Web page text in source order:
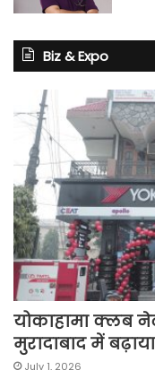
Biz & Expo
योकाहामा क्लब
मुरादाबाद में
July 1, 2026